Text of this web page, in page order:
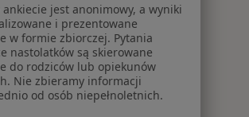
w Łodzi
dwubiegunowa w Łodzi
Łodzi
w Łodzi
ankiecie jest anonimowy, a wyniki
i prezentowane
w formie zbiorczej. Pytania
nastolatków są skierowane
do rodziców lub opiekunów
Nie zbieramy informacji
od osób niepełnoletnich.